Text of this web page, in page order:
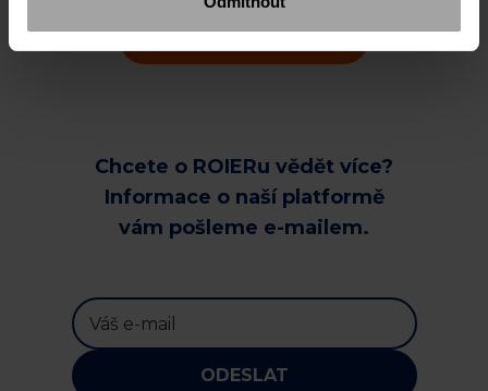
VŠECHNY ČLÁNKY
Chcete o ROIERu vědět více?
Informace o naší platformě
vám pošleme e-mailem.
ODESLAT